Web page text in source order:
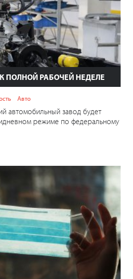
К ПОЛНОЙ РАБОЧЕЙ НЕДЕЛЕ
Авто
автомобильный завод будет
режиме по федеральному